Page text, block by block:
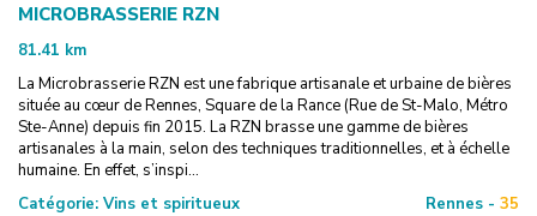
MICROBRASSERIE RZN
81.41 km
La Microbrasserie RZN est une fabrique artisanale et urbaine de bières
située au cœur de Rennes, Square de la Rance (Rue de St-Malo, Métro
Ste-Anne) depuis fin 2015. La RZN brasse une gamme de bières
artisanales à la main, selon des techniques traditionnelles, et à échelle
humaine. En effet, s’inspi...
Catégorie: Vins et spiritueux Rennes - 35